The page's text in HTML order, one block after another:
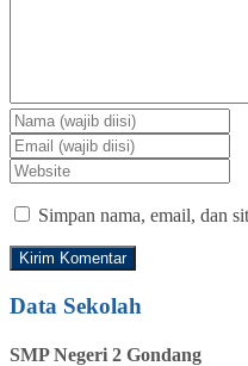
Simpan nama, email, dan
Data Sekolah
SMP Negeri 2 Gondang